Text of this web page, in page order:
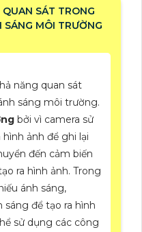
SÁT TRONG
MÔI TRƯỜNG
năng quan sát
sáng môi trường.
bởi vì camera sử
ảnh để ghi lại
đến cảm biến
ra hình ảnh. Trong
ánh sáng,
sáng để tạo ra hình
sử dụng các công